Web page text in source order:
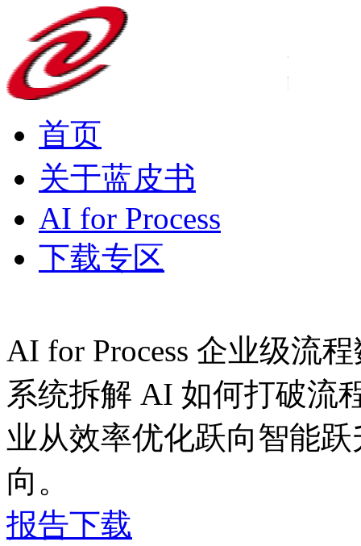
首页
关于蓝皮书
AI for Process
下载专区
AI for Process 企业级流
系统拆解 AI 如何打破流程
业从效率优化跃向智能跃
向。
报告下载